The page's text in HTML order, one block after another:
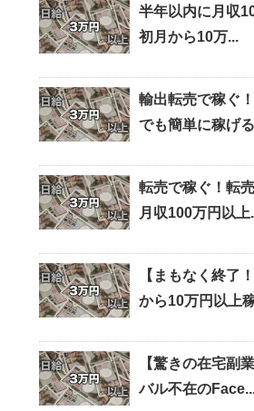
半年以内に月収
初月から10万...
輸出転売で稼ぐ
でも簡単に稼げ
転売で稼ぐ！転
月収100万円以上
【まもなく終了
から10万円以上
【驚きの在宅副
バル不在の